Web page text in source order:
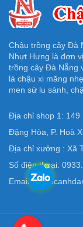
Chậu trồng cây Đà
Nhựt Hưng là đơn
trồng cây Đà Nẵng
là chậu xi măng
men sứ lu sành,
Địa chỉ shop 1: 149
Đặng Hòa, P. Hoà
Địa chỉ xưởng : Xã
Số điện thoại:
Email: